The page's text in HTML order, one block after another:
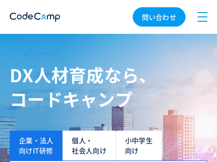
問い合わせ
DX人材育成なら、
コードキャンプ
企業・法人
向けIT研修
個人・
社会人向け
小中学生
向け